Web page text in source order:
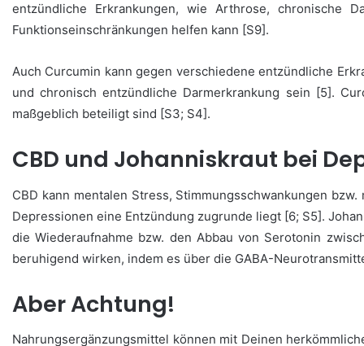
entzündliche Erkrankungen, wie Arthrose, chronische
Funktionseinschränkungen helfen kann [S9].
Auch Curcumin kann gegen verschiedene entzündliche
und chronisch entzündliche Darmerkrankung sein [5].
maßgeblich beteiligt sind [S3; S4].
CBD und Johanniskraut bei
CBD kann mentalen Stress, Stimmungsschwankungen
Depressionen eine Entzündung zugrunde liegt [6; S5].
die Wiederaufnahme bzw. den Abbau von Serotonin
beruhigend wirken, indem es über die GABA-
Aber Achtung!
Nahrungsergänzungsmittel können mit Deinen